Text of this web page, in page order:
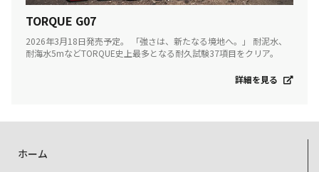
TORQUE G07
2026年3月18日発売予定。 「強さは、新たなる境地へ。」 耐泥水、
耐海水5mなどTORQUE史上最多となる耐久試験37項目をクリア。
詳細を見る
ホーム